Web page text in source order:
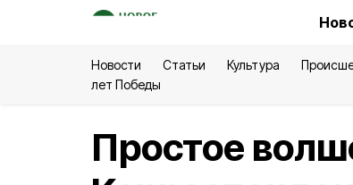
Новости Статьи Культура
лет Победы
Простое